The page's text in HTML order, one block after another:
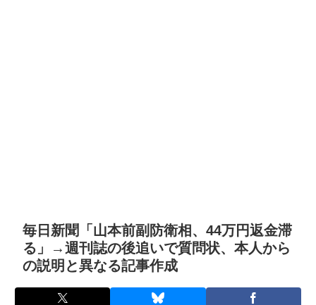
毎日新聞「山本前副防衛相、44万円返金滞
る」→週刊誌の後追いで質問状、本人から
の説明と異なる記事作成